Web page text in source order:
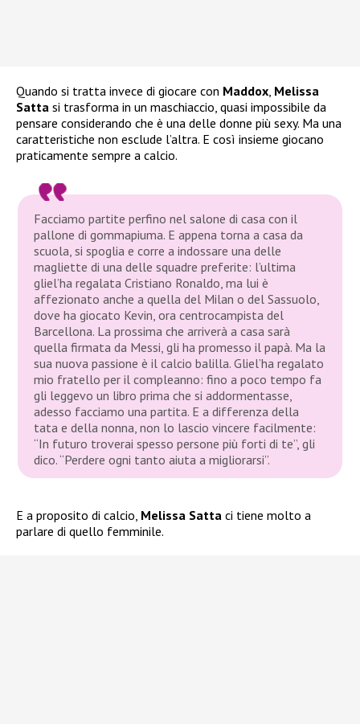
Quando si tratta invece di giocare con Maddox Melissa
Satta si trasforma in un maschiaccio, quasi impossibile da
pensare considerando che è una delle donne più sexy. Ma una
caratteristiche non esclude l’altra. E così insieme giocano
praticamente sempre a calcio.
Facciamo partite perfino nel salone di casa con il
pallone di gommapiuma. E appena torna a casa da
scuola, si spoglia e corre a indossare una delle
magliette di una delle squadre preferite: l’ultima
gliel’ha regalata Cristiano Ronaldo, ma lui è
affezionato anche a quella del Milan o del Sassuolo,
dove ha giocato Kevin, ora centrocampista del
Barcellona. La prossima che arriverà a casa sarà
quella firmata da Messi, gli ha promesso il papà. Ma la
sua nuova passione è il calcio balilla. Gliel’ha regalato
mio fratello per il compleanno: fino a poco tempo fa
gli leggevo un libro prima che si addormentasse,
adesso facciamo una partita. E a differenza della
tata e della nonna, non lo lascio vincere facilmente:
“In futuro troverai spesso persone più forti di te”, gli
dico. “Perdere ogni tanto aiuta a migliorarsi”.
E a proposito di calcio, Melissa Satta ci tiene molto a
parlare di quello femminile.